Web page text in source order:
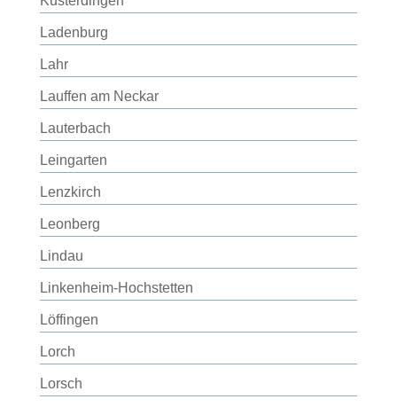
Ladenburg
Lahr
Lauffen am Neckar
Lauterbach
Leingarten
Lenzkirch
Leonberg
Lindau
Linkenheim-Hochstetten
Löffingen
Lorch
Lorsch